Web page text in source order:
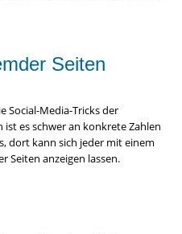
Seiten
Social-Media-Tricks der
es schwer an konkrete Zahlen
dort kann sich jeder mit einem
Seiten anzeigen lassen.